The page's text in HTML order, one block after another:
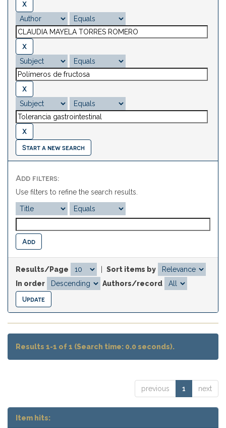
Start a new search
Add filters:
Use filters to refine the search results.
Results/Page
Sort items by
In order
Authors/record
Results 1-1 of 1 (Search time: 0.0 seconds).
previous 1 next
Item hits: